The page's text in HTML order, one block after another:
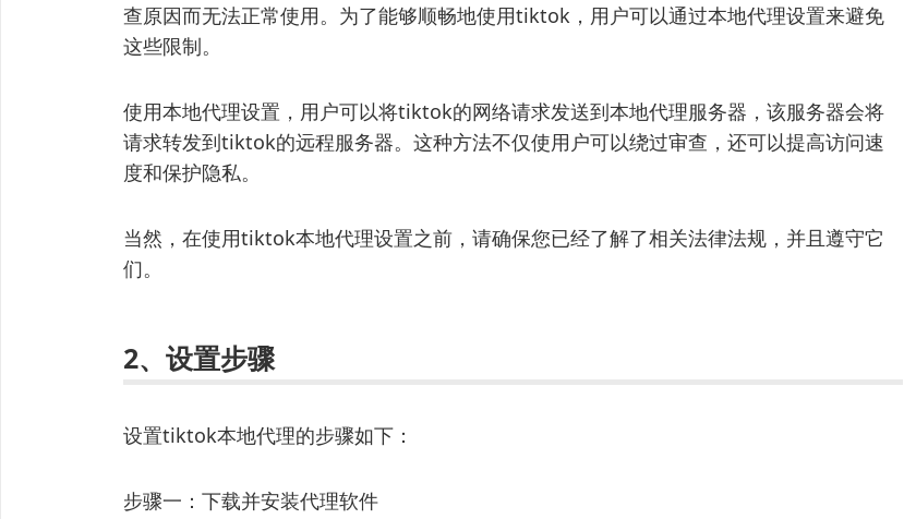
查原因而无法正常使用。为了能够顺畅地使用tiktok，用户可以通过本地代理设置来避免
这些限制。
使用本地代理设置，用户可以将tiktok的网络请求发送到本地代理服务器，该服务器会将
请求转发到tiktok的远程服务器。这种方法不仅使用户可以绕过审查，还可以提高访问速
度和保护隐私。
当然，在使用tiktok本地代理设置之前，请确保您已经了解了相关法律法规，并且遵守它
们。
2、设置步骤
设置tiktok本地代理的步骤如下：
步骤一：下载并安装代理软件